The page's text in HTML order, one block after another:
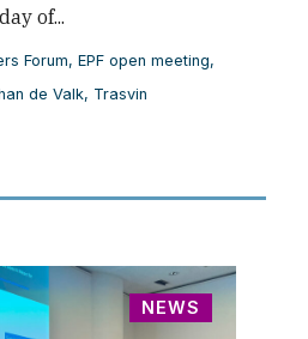
of...
Forum, EPF open meeting,
de Valk, Trasvin
NEWS